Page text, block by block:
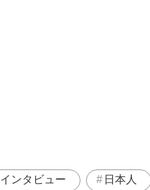
インタビュー 日本人